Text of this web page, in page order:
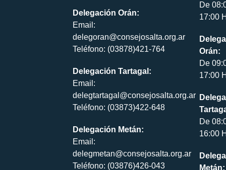
Delegación Orán:
Email:
delegoran@consejosalta.org.ar
Teléfono: (03878)421-764
Delegación Tartagal:
Email:
delegtartagal@consejosalta.org.ar
Teléfono: (03873)422-648
Delegación Metán:
Email:
delegmetan@consejosalta.org.ar
Teléfono: (03876)426-043
De
17:00
Orán:
De
17:00
De
16:00
Metán: